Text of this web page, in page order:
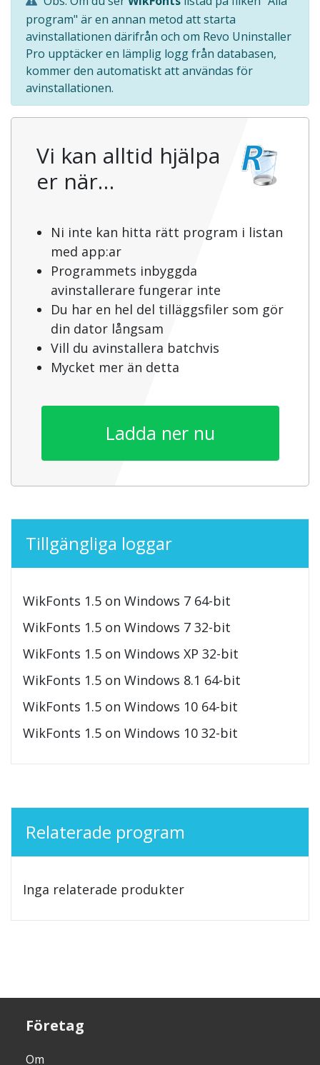
program" är en annan metod att starta
avinstallationen därifrån och om Revo Uninstaller
Pro upptäcker en lämplig logg från databasen,
kommer den automatiskt att användas för
avinstallationen.
Vi kan alltid hjälpa
er när…
Ni inte kan hitta rätt program i listan
med app:ar
Programmets inbyggda
avinstallerare fungerar inte
Du har en hel del tilläggsfiler som gör
din dator långsam
Vill du avinstallera batchvis
Mycket mer än detta
Ladda ner nu
Tillgängliga loggar
WikFonts 1.5 on Windows 7 64-bit
WikFonts 1.5 on Windows 7 32-bit
WikFonts 1.5 on Windows XP 32-bit
WikFonts 1.5 on Windows 8.1 64-bit
WikFonts 1.5 on Windows 10 64-bit
WikFonts 1.5 on Windows 10 32-bit
Relaterade program
Inga relaterade produkter
Företag
Om